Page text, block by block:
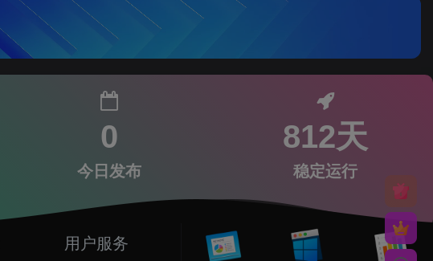
0
今日发布
812天
稳定运行
用户服务